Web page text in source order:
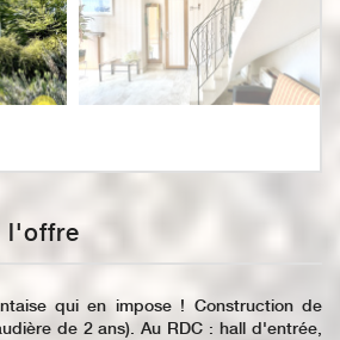
l'offre
qui en impose ! Construction de
de 2 ans). Au RDC : hall d'entrée,